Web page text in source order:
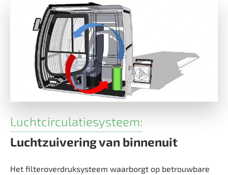
Luchtcirculatiesysteem:
Luchtzuivering van binnenuit
Het filteroverdruksysteem waarborgt op betrouwbare